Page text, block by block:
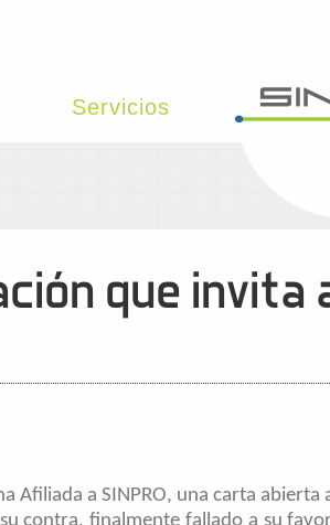
Servicios
que invita
Afiliada a SINPRO, una carta